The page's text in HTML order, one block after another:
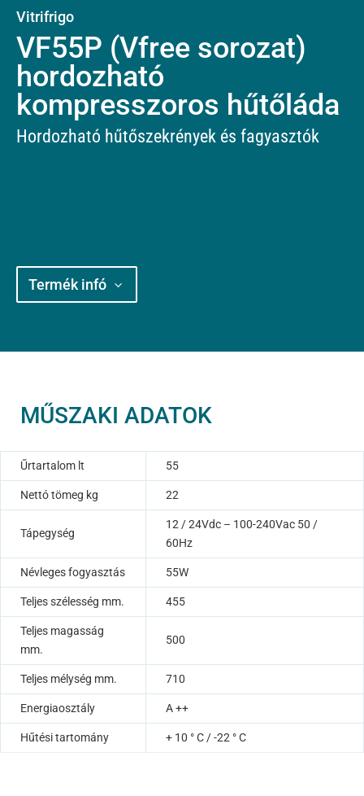
Vitrifrigo
VF55P (Vfree sorozat)
hordozható
kompresszoros hűtőláda
Hordozható hűtőszekrények és fagyasztók
Termék infó
MŰSZAKI ADATOK
Űrtartalom lt 55
Nettó tömeg kg 22
Tápegység
12 / 24Vdc – 100-240Vac 50 /
60Hz
Névleges fogyasztás 55W
Teljes szélesség mm. 455
Teljes magasság
mm.
500
Teljes mélység mm. 710
Energiaosztály A ++
Hűtési tartomány + 10 ° C / -22 ° C